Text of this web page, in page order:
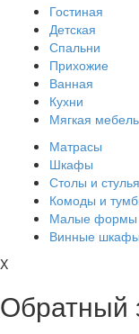
Гостиная
Детская
Спальни
Прихожие
Ванная
Кухни
Мягкая мебель
Матрасы
Шкафы
Столы и стулья
Комоды и
Малые формы
Винные шкафы
X
Обратный